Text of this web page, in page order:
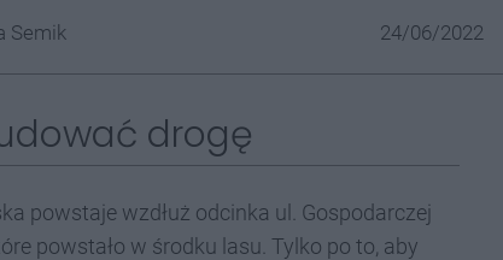
Semik 24/06/2022
drogę
powstaje wzdłuż odcinka ul. Gospodarczej
powstało w środku lasu. Tylko po to, aby